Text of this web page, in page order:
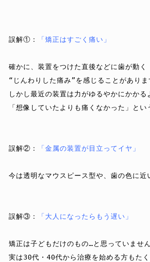
誤解① ： 「矯正はすごく痛い」
“じんわりした痛み”を感じることがありま
「想像していたよりも痛くなかった」 とい
誤解② ：
今は透明なマウスピース型や、歯の色に
誤解③ ： 「大人になったらもう遅い」
矯正は子どもだけのもの…と思っていませ
実は30代・40代から治療を始める方もた